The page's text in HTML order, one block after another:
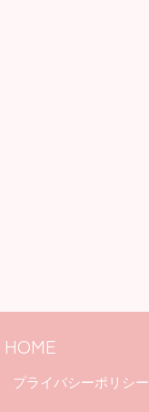
HOME
プライバシーポリシー